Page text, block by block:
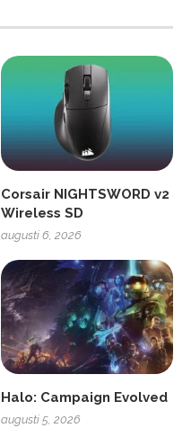
Corsair NIGHTSWORD v2
Wireless SD
augusti 6, 2026
Halo: Campaign Evolved
augusti 5, 2026